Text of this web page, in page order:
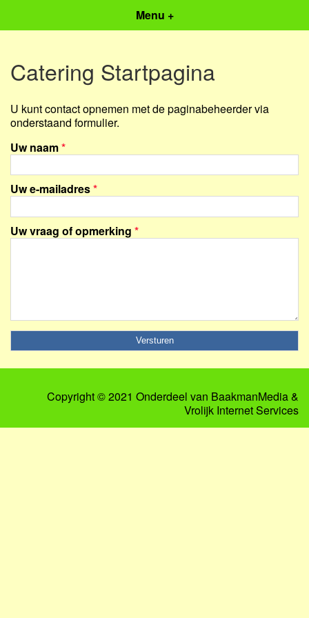
Menu +
Catering Startpagina
U kunt contact opnemen met de paginabeheerder via
onderstaand formulier.
Uw naam*
Uw e-mailadres*
Uw vraag of opmerking *
Copyright © 2021 Onderdeel van BaakmanMedia&
Vrolijk Internet Services